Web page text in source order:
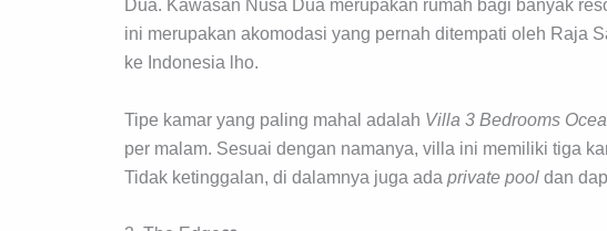
Dua. Kawasan Nusa Dua merupakan rumah bagi banyak
ini merupakan akomodasi yang pernah ditempati oleh Raja
ke Indonesia lho.
Tipe kamar yang paling mahal adalah Villa 3 Bedrooms
per malam. Sesuai dengan namanya, villa ini memiliki tiga
Tidak ketinggalan, di dalamnya juga ada private pool dan